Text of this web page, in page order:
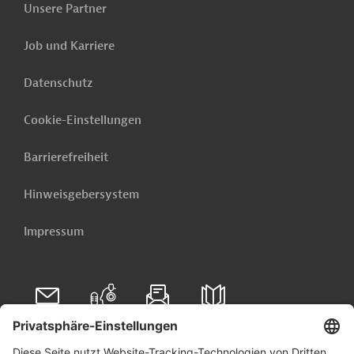
Jetzt einrichten lassen
Mosambik - Unterstützung von Flüchtlingen und
deren Aufnahmegemeinden
Weitere verwandte Inhalte anzeigen
Unsere Partner
Job und Karriere
Datenschutz
Cookie-Einstellungen
Barrierefreiheit
Hinweisgebersystem
Impressum